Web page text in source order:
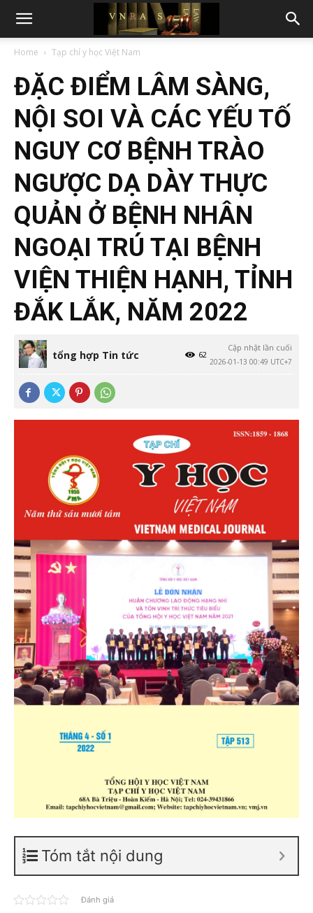
Home Tạp chí y học Việt Nam
ĐẶC ĐIỂM LÂM SÀNG,
NỘI SOI VÀ CÁC YẾU TỐ
NGUY CƠ BỆNH TRÀO
NGƯỢC DẠ DÀY THỰC
QUẢN Ở BỆNH NHÂN
NGOẠI TRÚ TẠI BỆNH
VIỆN THIỆN HẠNH, TỈNH
ĐẮK LẮK, NĂM 2022
tổng hợp Tin tức
Cập nhật lần cuối
2026-01-13 00:49 UTC+7
62
Tóm tắt nội dung
Đánh giá